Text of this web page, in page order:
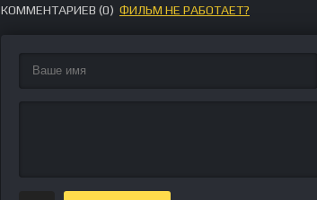
КОММЕНТАРИЕВ (0) ФИЛЬМ НЕ РАБОТАЕТ?